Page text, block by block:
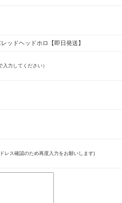
ッドヘッドホロ【即日発送】
入力してください）
ドレス確認のため再度入力をお願いします)